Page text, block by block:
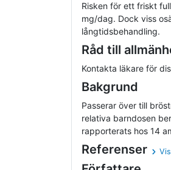
Risken för ett friskt
mg/dag. Dock viss
långtidsbehandling.
Råd till
Kontakta läkare för
Bakgrund
Passerar över till
relativa barndosen
rapporterats hos 14
Referenser